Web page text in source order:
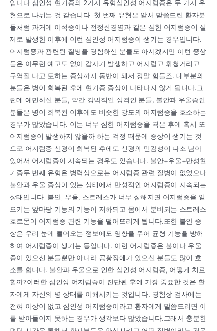
입니다.심인성 현기증의 2가지 유형심인성 어지럼증은 두 가지 유
형으로 나뉘는 것 같습니다. 첫 번째 유형은 앞서 말씀드린 환자분
들처럼 과거에 이석증이나 전정신경염과 같은 심한 어지럼증이 실
제로 발생한 이후에 이런 심인성 어지럼증이 생기는 경우입니다.
어지럼증과 관련된 질병을 경험하신 분들도 아시겠지만 이런 증상
들은 아무런 예고도 없이 갑자기 발생하고 어지럽고 휘청거리고
구역질 나고 토하는 증상까지 동반이 돼서 정말 힘들죠. 대부분의
분들은 병이 회복된 후에 현기증 증상이 나타나지 않게 됩니다.그
런데 예민하신 분들, 약간 강박적인 성격인 분들, 불안과 우울증인
분들은 병이 회복된 이후에도 비슷한 강도의 어지럼증을 호소하는
경우가 많았습니다. 이는 너무 심한 어지럼증을 겪은 후에 혹시 또
어지럼증이 발생하지 않을까 하는 걱정 때문에 증상이 생기는 것
으로 어지럼증 신경이 회복된 후에도 신경의 민감성이 다소 남아
있어서 어지럼증이 지속되는 경우도 있습니다. 불안+우울+만성현
기증두 번째 유형은 병력상으로는 어지럼증 관련 질병이 없었으나
불안과 우울 증상이 있는 상태에서 만성적인 어지럼증이 지속되는
상태입니다. 불안, 우울, 스트레스가 너무 심해지면 어지럼증을 일
으키는 앞마당 기능의 기능이 저하되고 몸에서 분비되는 스트레스
호르몬이 어지럼증 관련 기능을 떨어뜨리게 됩니다.또한 불안 증
상은 우리 눈에 들어오는 정보에도 영향을 주어 균형 기능을 방해
하여 어지럼증이 생기는 등입니다. 이런 어지럼증은 불이나 우울
증이 있으신 분들뿐만 아니라 공황장애가 있으신 분들도 많이 호
소를 합니다. 불안과 우울으로 인한 심인성 어지럼증, 어떻게 치료
할까?이러한 심인성 어지럼증이 진단된 후에 가장 중요한 것은 환
자에게 자신의 병 상태를 이해시키는 것입니다. 경험상 검사에는
전혀 이상이 없고 심인성 어지럼증이라고 환자에게 말씀드리면 이
를 받아들이지 못하는 경우가 생각보다 많았습니다.그래서 충분한